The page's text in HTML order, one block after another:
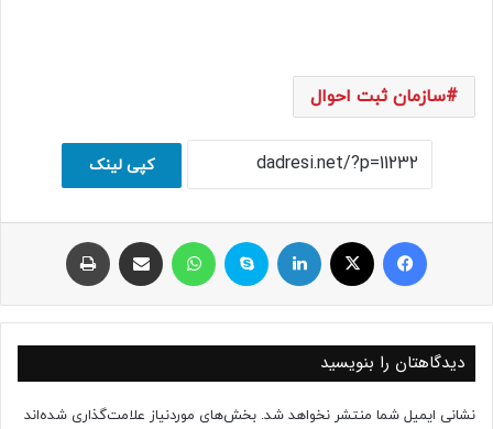
سازمان ثبت احوال
کپی لینک
فیسبوک ایکس لینکداین اسکایپ واتس آپ اشتراک با ایمیل
دیدگاهتان را بنویسید
نشانی ایمیل شما منتشر نخواهد شد. بخش‌های موردنیاز علامت‌گذاری شده‌اند